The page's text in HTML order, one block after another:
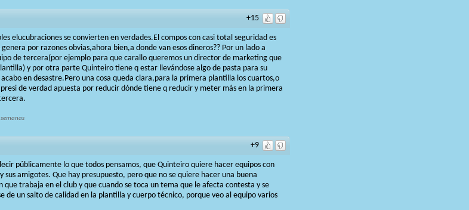
+15
elucubraciones se convierten en verdades.El compos con casi total seguridad es
por razones obvias,ahora bien,a donde van esos dineros?? Por un lado a
de tercera(por ejemplo para que carallo queremos un director de marketing que
y por otra parte Quinteiro tiene q estar llevándose algo de pasta para su
en desastre.Pero una cosa queda clara,para la primera plantilla los cuartos,o
de verdad apuesta por reducir dónde tiene q reducir y meter más en la primera
+9
públicamente lo que todos pensamos, que Quinteiro quiere hacer equipos con
sus amigotes. Que hay presupuesto, pero que no se quiere hacer una buena
que trabaja en el club y que cuando se toca un tema que le afecta contesta y se
de un salto de calidad en la plantilla y cuerpo técnico, porque veo al equipo varios